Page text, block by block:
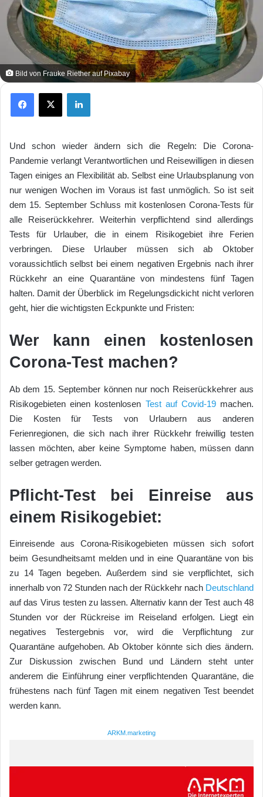
Bild von Frauke Riether auf Pixabay
X
Und schon wieder ändern sich die Regeln: Die Corona-
Pandemie verlangt Verantwortlichen und Reisewilligen in diesen
Tagen einiges an Flexibilität ab. Selbst eine Urlaubsplanung von
nur wenigen Wochen im Voraus ist fast unmöglich. So ist seit
dem 15. September Schluss mit kostenlosen Corona-Tests für
alle Reiserückkehrer. Weiterhin verpflichtend sind allerdings
Tests für Urlauber, die in einem Risikogebiet ihre Ferien
verbringen. Diese Urlauber müssen sich ab Oktober
voraussichtlich selbst bei einem negativen Ergebnis nach ihrer
Rückkehr an eine Quarantäne von mindestens fünf Tagen
halten. Damit der Überblick im Regelungsdickicht nicht verloren
geht, hier die wichtigsten Eckpunkte und Fristen:
Wer kann einen kostenlosen
Corona-Test machen?
Ab dem 15. September können nur noch Reiserückkehrer aus
Risikogebieten einen kostenlosen Test auf Covid-19machen.
Die Kosten für Tests von Urlaubern aus anderen
Ferienregionen, die sich nach ihrer Rückkehr freiwillig testen
lassen möchten, aber keine Symptome haben, müssen dann
selber getragen werden.
Pflicht-Test bei Einreise aus
einem Risikogebiet:
Einreisende aus Corona-Risikogebieten müssen sich sofort
beim Gesundheitsamt melden und in eine Quarantäne von bis
zu 14 Tagen begeben. Außerdem sind sie verpflichtet, sich
innerhalb von 72 Stunden nach der Rückkehr nach Deutschland
auf das Virus testen zu lassen. Alternativ kann der Test auch 48
Stunden vor der Rückreise im Reiseland erfolgen. Liegt ein
negatives Testergebnis vor, wird die Verpflichtung zur
Quarantäne aufgehoben. Ab Oktober könnte sich dies ändern.
Zur Diskussion zwischen Bund und Ländern steht unter
anderem die Einführung einer verpflichtenden Quarantäne, die
frühestens nach fünf Tagen mit einem negativen Test beendet
werden kann.
ARKM.marketing